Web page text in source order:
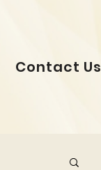
Contact Us